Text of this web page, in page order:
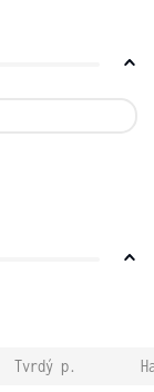
Tvrdý p.